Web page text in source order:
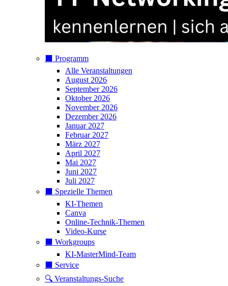
⬛️ Programm
Alle Veranstaltungen
August 2026
September 2026
Oktober 2026
November 2026
Dezember 2026
Januar 2027
Februar 2027
März 2027
April 2027
Mai 2027
Juni 2027
Juli 2027
⬛️ Spezielle Themen
KI-Themen
Canva
Online-Technik-Themen
Video-Kurse
⬛️ Workgroups
KI-MasterMind-Team
⬛️ Service
🔍 Veranstaltungs-Suche